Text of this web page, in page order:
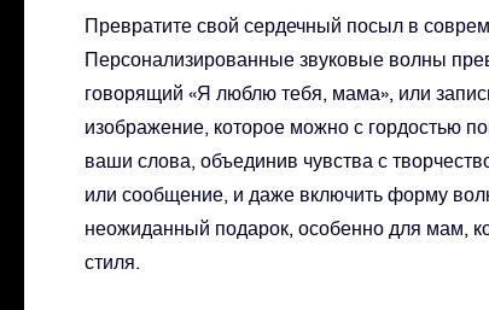
Превратите свой сердечный посыл в
Персонализированные звуковые волны
говорящий «Я люблю тебя, мама», или
изображение, которое можно с гордостью
ваши слова, объединив чувства с
или сообщение, и даже включить форму
неожиданный подарок, особенно для мам,
стиля.